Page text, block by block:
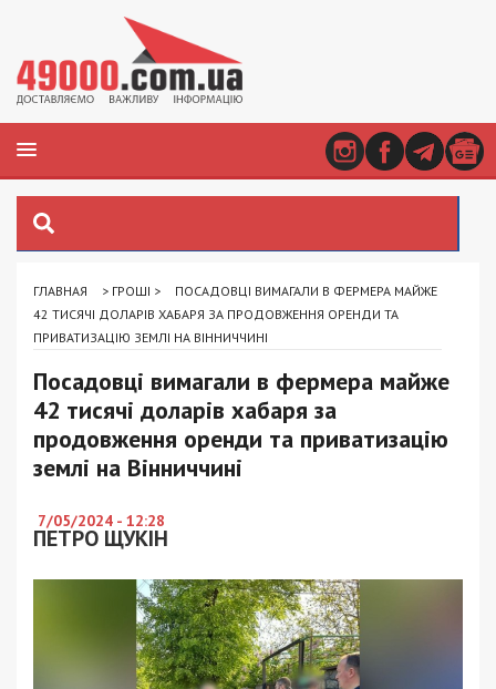
ГЛАВНАЯ > ГРОШІ >
ПОСАДОВЦІ ВИМАГАЛИ В ФЕРМЕРА МАЙЖЕ
42 ТИСЯЧІ ДОЛАРІВ ХАБАРЯ ЗА ПРОДОВЖЕННЯ ОРЕНДИ ТА
ПРИВАТИЗАЦІЮ ЗЕМЛІ НА ВІННИЧЧИНІ
Посадовці вимагали в фермера майже
42 тисячі доларів хабаря за
продовження оренди та приватизацію
землі на Вінниччині
7/05/2024 - 12:28
ПЕТРО ЩУКІН